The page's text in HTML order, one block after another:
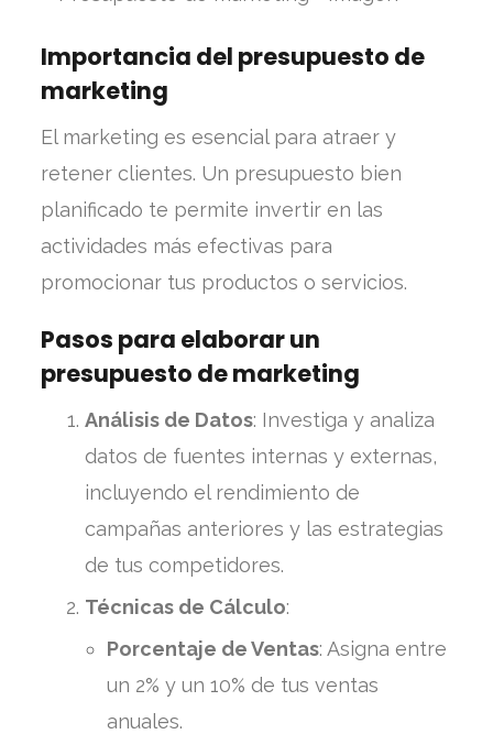
Importancia del presupuesto de
marketing
El marketing es esencial para atraer y
retener clientes. Un presupuesto bien
planificado te permite invertir en las
actividades más efectivas para
promocionar tus productos o servicios.
Pasos para elaborar un
presupuesto de marketing
Análisis de Datos: Investiga y analiza
datos de fuentes internas y externas,
incluyendo el rendimiento de
campañas anteriores y las estrategias
de tus competidores.
Técnicas de Cálculo:
Porcentaje de Ventas: Asigna entre
un 2% y un 10% de tus ventas
anuales.